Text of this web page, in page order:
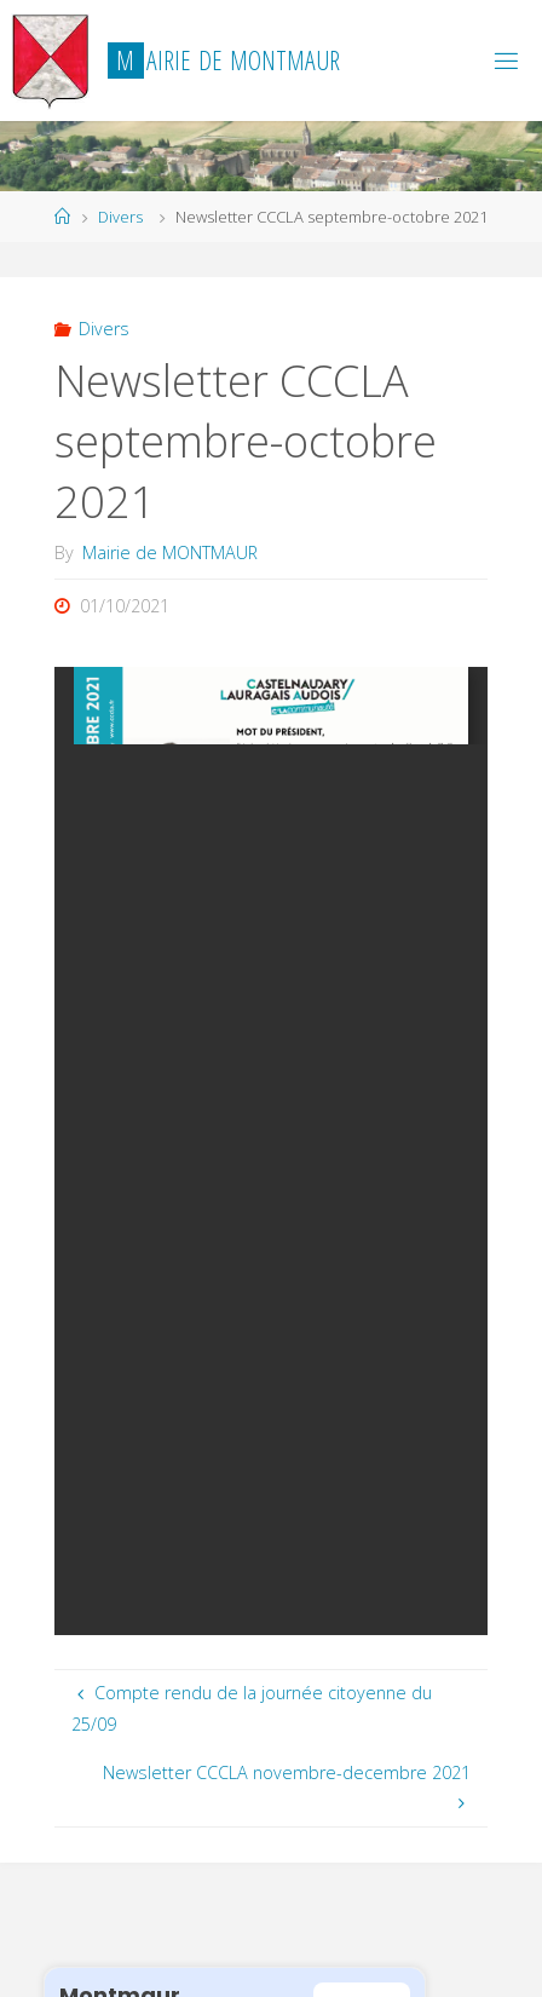
Skip
content
M AIRIE DE MONTMAUR
HomeDivers Newsletter CCCLA septembre-octobre 2021
Divers
Newsletter CCCLA
septembre-octobre
2021
By Mairie de MONTMAUR
01/10/2021
Compte rendu de la journée citoyenne du
25/09
Newsletter CCCLA novembre-decembre 2021